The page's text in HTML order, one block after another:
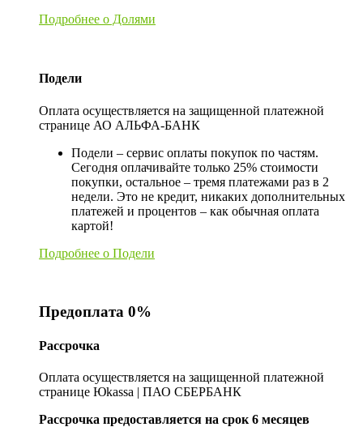
Подробнее о Долями
Подели
Оплата осуществляется на защищенной платежной
странице АО АЛЬФА-БАНК
Подели – сервис оплаты покупок по частям.
Сегодня оплачивайте только 25% стоимости
покупки, остальное – тремя платежами раз в 2
недели. Это не кредит, никаких дополнительных
платежей и процентов – как обычная оплата
картой!
Подробнее о Подели
Предоплата 0%
Рассрочка
Оплата осуществляется на защищенной платежной
странице Юkassa | ПАО СБЕРБАНК
Рассрочка предоставляется на срок 6 месяцев